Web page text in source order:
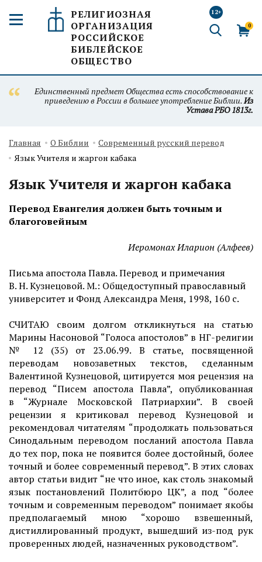
РЕЛИГИОЗНАЯ
ОРГАНИЗАЦИЯ
РОССИЙСКОЕ
БИБЛЕЙСКОЕ
ОБЩЕСТВО
12+
0
Единственный предмет Общества есть способствование к
приведению в России в большее употребление Библии.Из
Устава РБО 1813г.
Главная О Библии
Современный русский перевод
Язык Учителя и жаргон кабака
Язык Учителя и жаргон кабака
Перевод Евангелия должен быть точным и
благоговейным
Иеромонах Иларион (Алфеев)
Письма апостола Павла. Перевод и примечания
В. Н. Кузнецовой. М.: Общедоступный православный
университет и Фонд Александра Меня, 1998, 160 с.
СЧИТАЮ своим долгом откликнуться на статью
Марины Насоновой “Голоса апостолов” в НГ-религии
№ 12 (35) от 23.06.99. В статье, посвященной
переводам новозаветных текстов, сделанным
Валентиной Кузнецовой, цитируется моя рецензия на
перевод “Писем апостола Павла”, опубликованная
в “Журнале Московской Патриархии”. В своей
рецензии я критиковал перевод Кузнецовой и
рекомендовал читателям “продолжать пользоваться
Синодальным переводом посланий апостола Павла
до тех пор, пока не появится более достойный, более
точный и более современный перевод”. В этих словах
автор статьи видит “не что иное, как столь знакомый
язык постановлений Политбюро ЦК”, а под “более
точным и современным переводом” понимает якобы
предполагаемый мною “хорошо взвешенный,
дистиллированный продукт, вышедший из-под рук
проверенных людей, назначенных руководством”.